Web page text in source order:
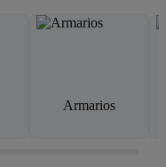
Armarios